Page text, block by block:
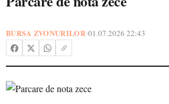
BURSA ZVONURILOR•01.07.2026 22:43